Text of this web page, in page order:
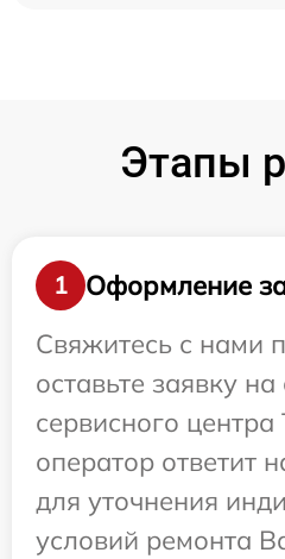
Этапы
1
Оформление
Свяжитесь с нами
оставьте заявку на
сервисного
оператор ответит
для уточнения
условий ремонта